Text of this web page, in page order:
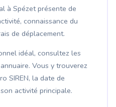
à Spézet présente de
connaissance du
de déplacement.
idéal, consultez les
Vous y trouverez
SIREN, la date de
activité principale.